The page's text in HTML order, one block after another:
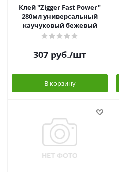
Клей "Zigger Fast Power"
280мл универсальный
каучуковый бежевый
307 руб./шт
В корзину